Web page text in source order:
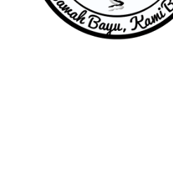
Fesyen baru kah???
Sambal Bubuk Tuna Lada Goreng
Adijuma Cinderella